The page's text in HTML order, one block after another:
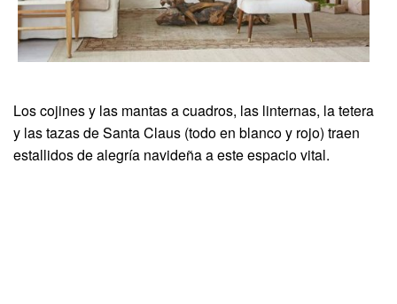
Los cojines y las mantas a cuadros, las linternas, la tetera
y las tazas de Santa Claus (todo en blanco y rojo) traen
estallidos de alegría navideña a este espacio vital.